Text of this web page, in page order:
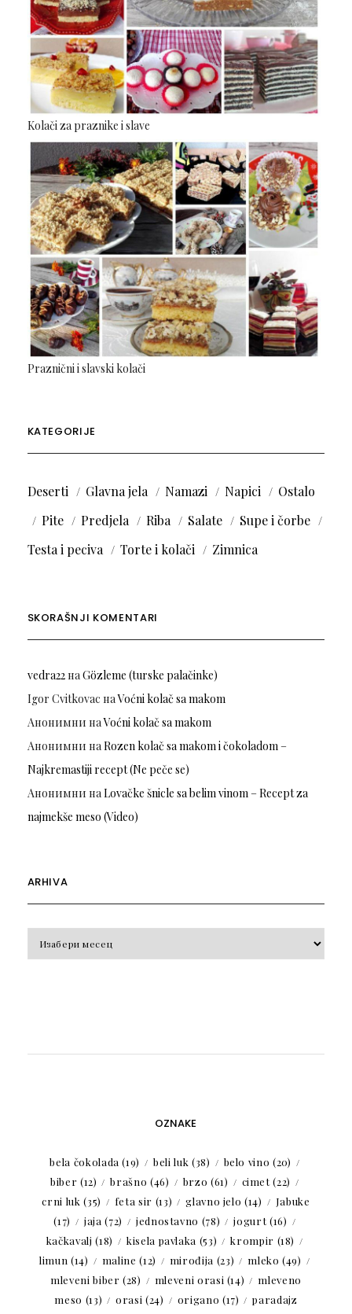
Kolači za praznike i slave
Praznični i slavski kolači
KATEGORIJE
Deserti Glavna jela Namazi Napici
Ostalo
Pite
Predjela Riba Salate
Supe i čorbe
Testa i peciva
Torte i kolači Zimnica
SKORAŠNJI KOMENTARI
vedra22наGözleme (turske palačinke)
Igor Cvitkovac наVoćni kolač sa makom
Анонимни наVoćni kolač sa makom
Анонимни наRozen kolač sa makom i čokoladom –
Najkremastiji recept (Ne peče se)
Анонимни наLovačke šnicle sa belim vinom – Recept za
najmekše meso (Video)
ARHIVA
OZNAKE
bela čokolada (19) beli luk (38) belo vino (20)
biber (12) brašno (46) brzo (61) cimet(22)
crni luk (35) feta sir (13) glavno jelo (14)
Jabuke
(17)
jaja (72) jednostavno (78) jogurt(16)
kačkavalj (18) kisela pavlaka (53) krompir (18)
limun (14) maline (12) mirođija (23) mleko (49)
mleveni biber (28) mleveni orasi (14)
mleveno
meso (13) orasi (24) origano (17)
paradajz